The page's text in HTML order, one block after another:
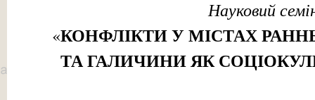
Науковий
«КОНФЛІКТИ У МІСТАХ
ТА ГАЛИЧИНИ ЯК